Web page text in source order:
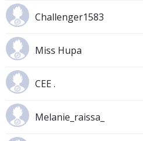
Challenger1583
Miss Hupa
CEE .
Melanie_raissa_